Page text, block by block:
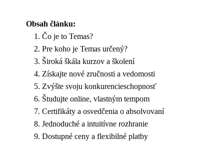
Obsah článku:
Čo je to Temas?
Pre koho je Temas určený?
Široká škála kurzov a školení
Získajte nové zručnosti a vedomosti
Zvýšte svoju konkurencieschopnosť
Študujte online, vlastným tempom
Certifikáty a osvedčenia o absolvovaní
Jednoduché a intuitívne rozhranie
Dostupné ceny a flexibilné platby